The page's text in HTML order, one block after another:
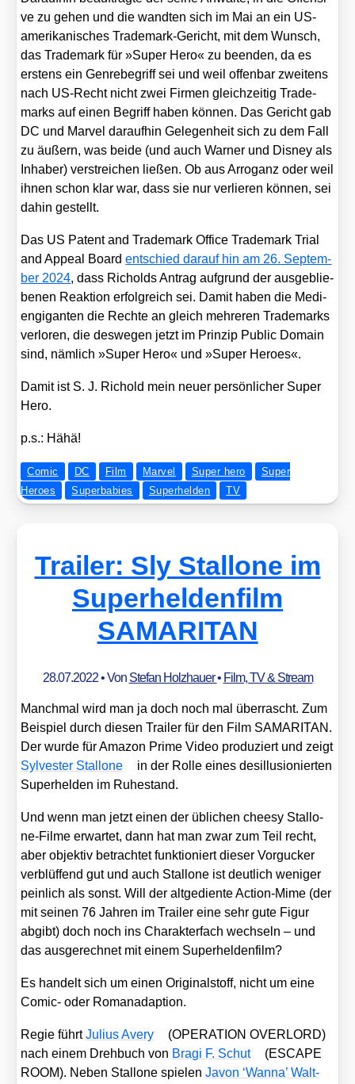
ve zu gehen und die wand­ten sich im Mai an ein US-
ame­ri­ka­ni­sches Trade­mark-Gericht, mit dem Wunsch,
das Trade­mark für »Super Hero« zu been­den, da es
ers­tens ein Gen­re­be­griff sei und weil offen­bar zwei­tens
nach US-Recht nicht zwei Fir­men gleich­zei­tig Trade­
marks auf einen Begriff haben kön­nen. Das Gericht gab
DC und Mar­vel dar­auf­hin Gele­gen­heit sich zu dem Fall
zu äußern, was bei­de (und auch War­ner und Dis­ney als
Inha­ber) ver­strei­chen lie­ßen. Ob aus Arro­ganz oder weil
ihnen schon klar war, dass sie nur ver­lie­ren kön­nen, sei
dahin gestellt.
Das US Patent and Trade­mark Office Trade­mark Tri­al
and Appeal Boardent­schied dar­auf hin am 26. Sep­tem­
ber 2024, dass Richolds Antrag auf­grund der aus­ge­blie­
be­nen Reak­ti­on erfolg­reich sei. Damit haben die Medi­
en­gi­gan­ten die Rech­te an gleich meh­re­ren Trade­marks
ver­lo­ren, die des­we­gen jetzt im Prin­zip Public Domain
sind, näm­lich »Super Hero« und »Super Heroes«.
Damit ist S. J. Richold mein neu­er per­sön­li­cher Super
Hero.
p.s.: Hähä!
Comic DC Film Marvel Super hero
Super
Heroes
Superbabies Superhelden TV
Trailer: Sly Stallone im
Superheldenfilm
SAMARITAN
28.07.2022• Von Stefan Holzhauer• Film, TV & Stream
Manch­mal wird man ja doch noch mal über­rascht. Zum
Bei­spiel durch die­sen Trai­ler für den Film SAMARITAN.
Der wur­de für Ama­zon Prime Video pro­du­ziert und zeigt
Syl­ves­ter Stal­lo­ne
in der Rol­le eines des­il­lu­sio­nier­ten
Super­hel­den im Ruhe­stand.
Und wenn man jetzt einen der übli­chen chee­sy Stal­lo­
ne-Fil­me erwar­tet, dann hat man zwar zum Teil recht,
aber objek­tiv betrach­tet funk­tio­niert die­ser Vor­gu­cker
ver­blüf­fend gut und auch Stal­lo­ne ist deut­lich weni­ger
pein­lich als sonst. Will der alt­ge­dien­te Action-Mime (der
mit sei­nen 76 Jah­ren im Trai­ler eine sehr gute Figur
abgibt) doch noch ins Cha­rak­ter­fach wech­seln – und
das aus­ge­rech­net mit einem Super­hel­den­film?
Es han­delt sich um einen Ori­gi­nal­stoff, nicht um eine
Comic- oder Roman­ad­ap­ti­on.
Regie führtJuli­us Avery
(OPERATION OVERLORD)
nach einem Dreh­buch von Bra­gi F. Schut
(ESCAPE
ROOM). Neben Stal­lo­ne spie­lenJavon ‘Wan­na’ Walt­